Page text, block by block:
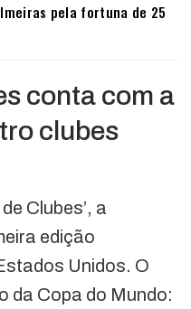
pela fortuna de 25
conta com a
clubes
Clubes’, a
edição
Unidos. O
da Copa do Mundo: